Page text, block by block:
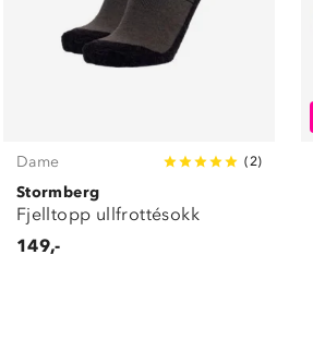
Dame ( 2)
Stormberg
Fjelltopp ullfrottésokk
149,-